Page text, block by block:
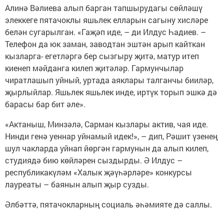
Алинә Вәлиева алып барган тапшырудагы сөйләшү
элеккеге пятачоклы яшьлек елларын сагыну хисләре
белән сугарылган. «Гаҗәп иде, – ди Илдус Һадиев. –
Телефон да юк заман, заводтан эштән арып кайткан
кызларга- егетләргә бер сызгыру җитә, матур итеп
киенеп мәйданга килеп җитәләр. Гармунчылар
чиратлашып уйный, уртада аяклары талганчы бииләр,
җырлыйлар. Яшьлек яшьлек инде, иртүк торып эшкә дә
барасы бар бит әле».
«Актаныш, Минзәлә, Сарман кызлары актив, чая иде.
Нинди генә уеннар уйнамый идек!», – дип, Рәшит үзенең
шул чакларда уйнап йөргән гармунын да алып килеп,
студиядә бию көйләрен сыздырды. Ә Илдус –
республикакүләм «Халык җәүһәрләре» конкурсы
лауреаты – баянын алып җыр сузды.
Әлбәттә, пятачокларның социаль әһәмияте дә саллы.